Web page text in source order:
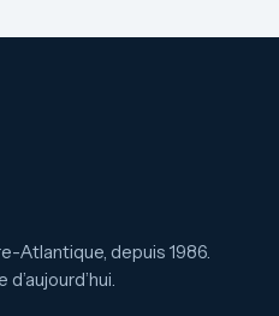
Atlantique, depuis 1986.